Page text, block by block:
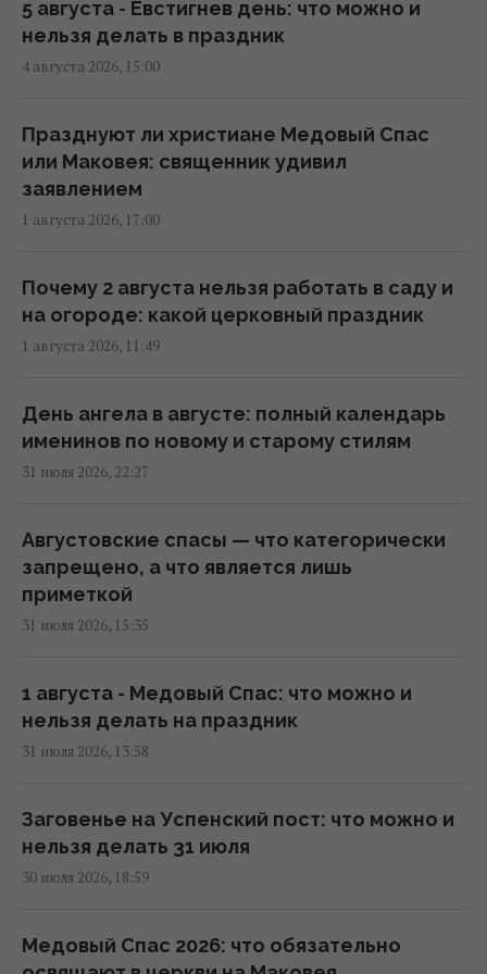
16:57 среда, 05 августа 2026
жары, - синоптик Диденко
14:48 среда, 05 августа 2026
Таинственные молнии вспыхивают под
10:38 среда, 05 августа 2026
По Украине прокатится волна непогоды:
граде и шквалах
09:39 среда, 05 августа 2026
опасность: что происходит (инфографика)
08:54 среда, 05 августа 2026
5 августа киевлян ждет один из самых
08:01 среда, 05 августа 2026
Солнце успокоилось, но не полностью: что
(график)
07:10 среда, 05 августа 2026
пику (карта)
5 августа - Евстигнев день: что можно и
нельзя делать в праздник
4 августа 2026, 15:00
Празднуют ли христиане Медовый Спас
или Маковея: священник удивил
заявлением
1 августа 2026, 17:00
Почему 2 августа нельзя работать в саду и
на огороде: какой церковный праздник
1 августа 2026, 11:49
День ангела в августе: полный календарь
именинов по новому и старому стилям
31 июля 2026, 22:27
Августовские спасы — что категорически
запрещено, а что является лишь
приметкой
31 июля 2026, 15:35
1 августа - Медовый Спас: что можно и
нельзя делать на праздник
31 июля 2026, 13:58
Заговенье на Успенский пост: что можно и
нельзя делать 31 июля
30 июля 2026, 18:59
Медовый Спас 2026: что обязательно